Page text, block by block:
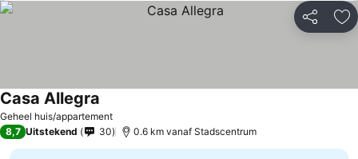
Delen
Geheel huis/appartement
Casa Allegra
8,7 Uitstekend 30 0.6 km vanaf Stadscentrum